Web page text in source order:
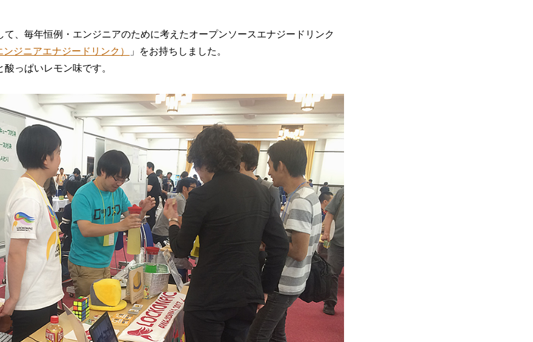
て、毎年恒例・エンジニアのために考えたオープンソースエナジードリンク
ジニアエナジードリンク）
」をお持ちしました。
っぱいレモン味です。